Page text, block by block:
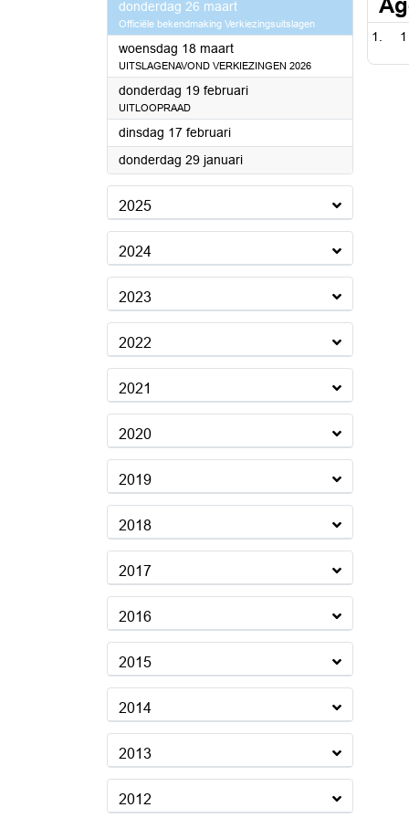
donderdag 26 maart2026
Officiële bekendmaking Verkiezingsuitslagen
woensdag 18 maart2026
UITSLAGENAVOND VERKIEZINGEN 2026
donderdag 19 februari2026
UITLOOPRAAD
dinsdag 17 februari2026
donderdag 29 januari2026
2025
2024
2023
2022
2021
2020
2019
2018
2017
2016
2015
2014
2013
2012
1